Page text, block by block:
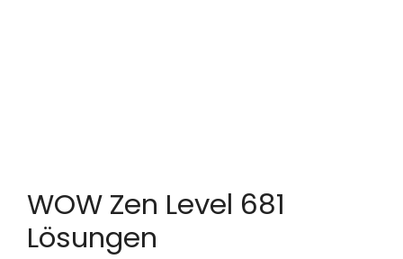
WOW Zen Level 681
Lösungen